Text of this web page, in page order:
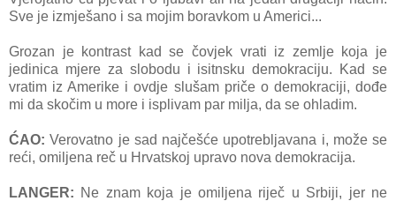
Sve je izmješano i sa mojim boravkom u Americi...
Grozan je kontrast kad se čovjek vrati iz zemlje koja je
jedinica mjere za slobodu i isitnsku demokraciju. Kad se
vratim iz Amerike i ovdje slušam priče o demokraciji, dođe
mi da skočim u more i isplivam par milja, da se ohladim.
ĆAO: Verovatno je sad najčešće upotrebljavana i, može se
reći, omiljena reč u Hrvatskoj upravo nova demokracija.
LANGER: Ne znam koja je omiljena riječ u Srbiji, jer ne